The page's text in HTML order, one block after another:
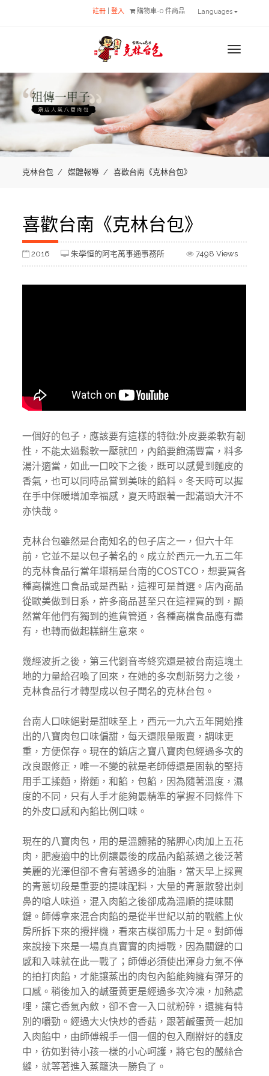
註冊 登入 購物車-0 件商品 Languages
MENU
克林台包 媒體報導 喜歡台南《克林台包》
喜歡台南《克林台包》
2016 朱學恒的阿宅萬事通事務所 7498 Views
一個好的包子，應該要有這樣的特徵:外皮要柔軟有韌
性，不能太過鬆軟一壓就凹，內餡要飽滿豐富，料多
湯汁適當，如此一口咬下之後，既可以感覺到麵皮的
香氣，也可以同時品嘗到美味的餡料。冬天時可以握
在手中保暖增加幸福感，夏天時跟著一起滿頭大汗不
亦快哉。
克林台包雖然是台南知名的包子店之一，但六十年
前，它並不是以包子著名的。成立於西元一九五二年
的克林食品行當年堪稱是台南的COSTCO，想要買各
種高檔進口食品或是西點，這裡可是首選。店內商品
從歐美做到日系，許多商品甚至只在這裡買的到，顯
然當年他們有獨到的進貨管道，各種高檔食品應有盡
有，也轉而做起糕餅生意來。
幾經波折之後，第三代劉音岑終究還是被台南這塊土
地的力量給召喚了回來，在她的多次創新努力之後，
克林食品行才轉型成以包子聞名的克林台包。
台南人口味絕對是甜味至上，西元一九六五年開始推
出的八寶肉包口味偏甜，每天還限量販賣，調味更
重，方便保存。現在的鎮店之寶八寶肉包經過多次的
改良跟修正，唯一不變的就是老師傅還是固執的堅持
用手工揉麵，擀麵，和餡，包餡，因為隨著溫度，濕
度的不同，只有人手才能夠最精準的掌握不同條件下
的外皮口感和內餡比例口味。
現在的八寶肉包，用的是溫體豬的豬胛心肉加上五花
肉，肥瘦適中的比例讓最後的成品內餡蒸過之後泛著
美麗的光澤但卻不會有著過多的油脂，當天早上採買
的青蔥切段是重要的提味配料，大量的青蔥散發出刺
鼻的嗆人味道，混入肉餡之後卻成為溫順的提味關
鍵。師傅拿來混合肉餡的是從半世紀以前的戰艦上伙
房所拆下來的攪拌機，看來古樸卻馬力十足。對師傅
來說接下來是一場真真實實的肉搏戰，因為關鍵的口
感和入味就在此一戰了；師傅必須使出渾身力氣不停
的拍打肉餡，才能讓蒸出的肉包內餡能夠擁有彈牙的
口感。稍後加入的鹹蛋黃更是經過多次冷凍，加熱處
哩，讓它香氣內斂，卻不會一入口就粉碎，還擁有特
別的嚼勁。經過大火快炒的香菇，跟著鹹蛋黃一起加
入肉餡中，由師傅親手一個一個的包入剛擀好的麵皮
中，彷如對待小孩一樣的小心呵護，將它包的嚴絲合
縫，就等著進入蒸籠決一勝負了。